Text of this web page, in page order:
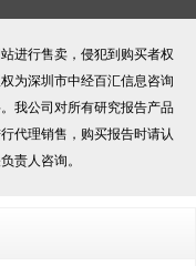
进行售卖，侵犯到购买者权
为深圳市中经百汇信息咨询
我公司对所有研究报告产品
代理销售，购买报告时请认
责人咨询。